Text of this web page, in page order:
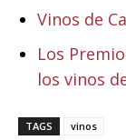
Vinos de
Los
los vinos
TAGS vinos